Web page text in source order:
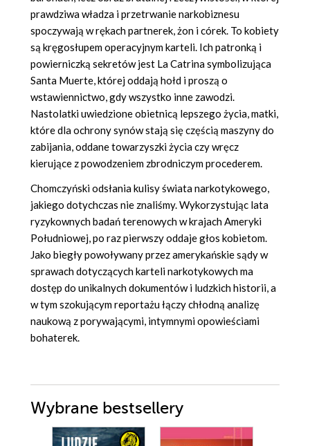
prawdziwa władza i przetrwanie narkobiznesu
spoczywają w rękach partnerek, żon i córek. To kobiety
są kręgosłupem operacyjnym karteli. Ich patronką i
powierniczką sekretów jest La Catrina symbolizująca
Santa Muerte, której oddają hołd i proszą o
wstawiennictwo, gdy wszystko inne zawodzi.
Nastolatki uwiedzione obietnicą lepszego życia, matki,
które dla ochrony synów stają się częścią maszyny do
zabijania, oddane towarzyszki życia czy wręcz
kierujące z powodzeniem zbrodniczym procederem.
Chomczyński odsłania kulisy świata narkotykowego,
jakiego dotychczas nie znaliśmy. Wykorzystując lata
ryzykownych badań terenowych w krajach Ameryki
Południowej, po raz pierwszy oddaje głos kobietom.
Jako biegły powoływany przez amerykańskie sądy w
sprawach dotyczących karteli narkotykowych ma
dostęp do unikalnych dokumentów i ludzkich historii, a
w tym szokującym reportażu łączy chłodną analizę
naukową z porywającymi, intymnymi opowieściami
bohaterek.
Wybrane bestsellery